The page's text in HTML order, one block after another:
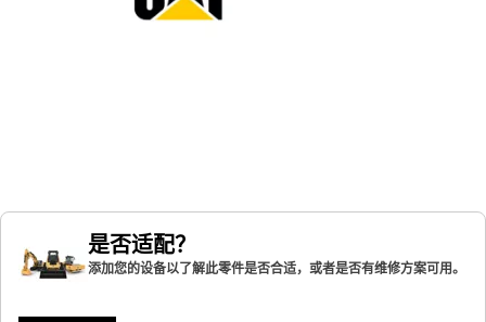
是否适配？
添加您的设备以了解此零件是否合适，或者是否有维修方案可用。